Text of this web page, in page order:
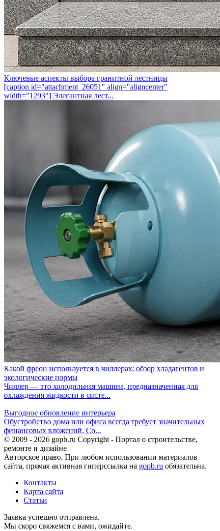
Ключевые аспекты выбора гранитной лестницы
[caption id="attachment_26051" align="aligncenter"
width="1293"] Элегантная лест...
Какой фреон используется в чиллерах: обзор хладагентов и
экологические нормы
Чиллер — это холодильная машина, предназначенная для
охлаждения жидкости в систе...
Выгодное обновление интерьера
Обустройство дома или офиса всегда требует значительных
финансовых вложений. Со...
© 2009 - 2026 gopb.ru Copyright - Портал о строительстве,
ремонте и дизайне
Авторское право. При любом использовании материалов
сайта, прямая активная гиперссылка на gopb.ru обязательна.
Контакты
Карта сайта
Статьи
Заявка успешно отправлена.
Мы скоро свяжемся с вами, ожидайте.